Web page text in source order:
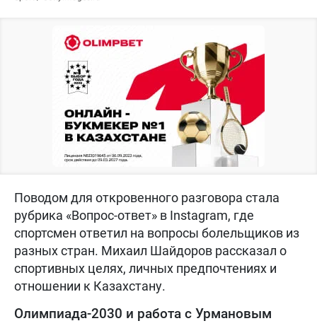
Поводом для откровенного разговора стала
рубрика «Вопрос-ответ» в Instagram, где
спортсмен ответил на вопросы болельщиков из
разных стран. Михаил Шайдоров рассказал о
спортивных целях, личных предпочтениях и
отношении к Казахстану.
Олимпиада-2030 и работа с Урмановым